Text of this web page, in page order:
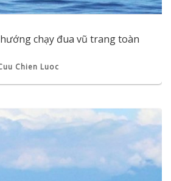
chạy đua vũ trang toàn
Chien Luoc